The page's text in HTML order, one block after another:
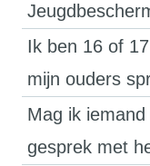
Ik ben 16 of
mijn ouders
Mag ik
gesprek met